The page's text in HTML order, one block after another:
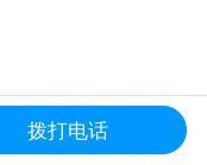
拨打电话